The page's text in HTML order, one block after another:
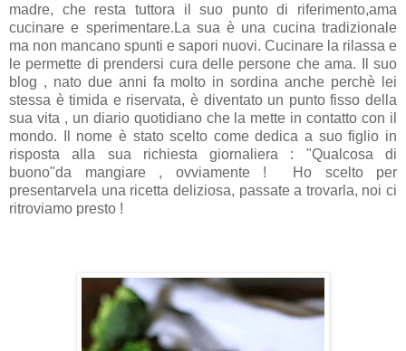
madre, che resta tuttora il suo punto di riferimento,ama
cucinare e sperimentare.La sua è una cucina tradizionale
ma non mancano spunti e sapori nuovi. Cucinare la rilassa e
le permette di prendersi cura delle persone che ama. Il suo
blog , nato due anni fa molto in sordina anche perchè lei
stessa è timida e riservata, è diventato un punto fisso della
sua vita , un diario quotidiano che la mette in contatto con il
mondo. Il nome è stato scelto come dedica a suo figlio in
risposta alla sua richiesta giornaliera : "Qualcosa di
buono"da mangiare , ovviamente ! Ho scelto per
presentarvela una ricetta deliziosa, passate a trovarla, noi ci
ritroviamo presto !